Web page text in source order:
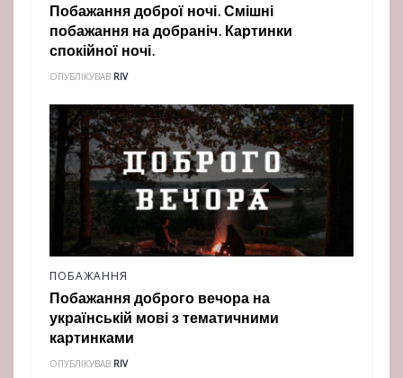
Побажання доброї ночі. Смішні
побажання на добраніч. Картинки
спокійної ночі.
ОПУБЛІКУВАВ RIV
ПОБАЖАННЯ
Побажання доброго вечора на
українській мові з тематичними
картинками
ОПУБЛІКУВАВ RIV